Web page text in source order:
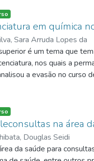
com a proporção
e
Naive Bayes (NB),
Naive Bayes se
35% e 45%,
em química
Sara Arruda Lopes da
é um tema que
nos quais a
a evasão no curso
dados acadêmicos
pelo Registro
estudantes
desses
todo o período
Também foi possível
na área
Douglas Seidi
da saúde para